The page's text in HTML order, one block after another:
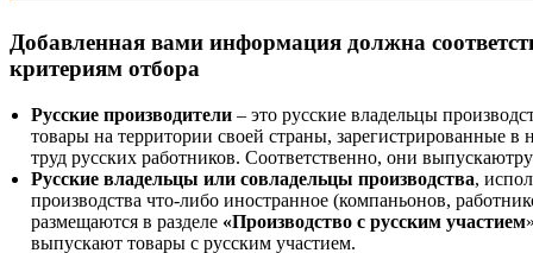
Добавленная вами информация должна
критериям отбора
Русские производители – это русские владельцы
товары на территории своей страны, зарегистрированные
труд русских работников. Соответственно, они
Русские владельцы или совладельцы производства,
производства что-либо иностранное (компаньонов,
размещаются в разделе «Производство с русским участием
выпускают товары с русским участием.